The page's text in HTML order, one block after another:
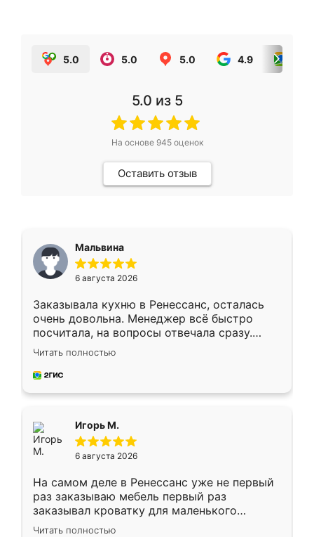
5.0 5.0 5.0 4.9
5.0 из 5
На основе 945оценок
Оставить отзыв
Мальвина
6 августа 2026
Заказывала кухню в Ренессанс, осталась
очень довольна. Менеджер всё быстро
посчитала, на вопросы отвечала сразу.
Замерщик приехал в субботу, подошёл к
делу со всей ответственностью. Собрали
за день, ребята работали аккуратно, даже
Читать полностью
Игорь М.
6 августа 2026
На самом деле в Ренессанс уже не первый
раз заказываю мебель первый раз
заказывал кроватку для маленького
ребёнка при его рождении ,во второй раз
Читать полностью